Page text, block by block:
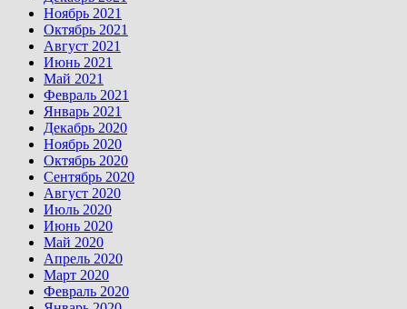
Ноябрь 2021
Октябрь 2021
Август 2021
Июнь 2021
Май 2021
Февраль 2021
Январь 2021
Декабрь 2020
Ноябрь 2020
Октябрь 2020
Сентябрь 2020
Август 2020
Июль 2020
Июнь 2020
Май 2020
Апрель 2020
Март 2020
Февраль 2020